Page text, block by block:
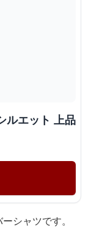
ルエット 上品
シャツです。